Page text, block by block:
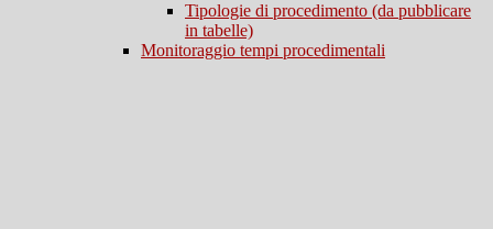
Tipologie di procedimento (da pubblicare
in tabelle)
Monitoraggio tempi procedimentali